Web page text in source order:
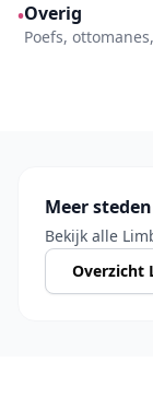
•Overig
Poefs,
Meer
Bekijk alle
Overzicht